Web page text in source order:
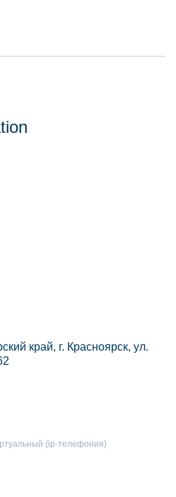
край, г. Красноярск, ул.
(ip-телефония)